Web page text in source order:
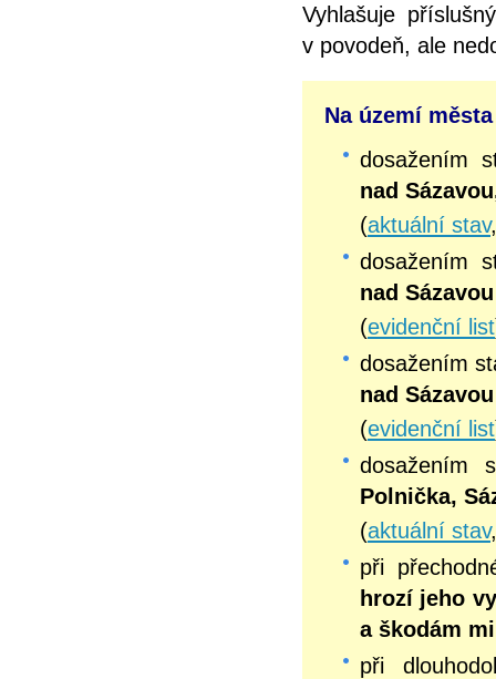
Vyhlašuje
v povodeň, ale
Na území
dosažením
nad
(aktuální stav
dosažením
nad
(evidenční list
dosažením
nad
(evidenční list
dosažením
Polnička,
(aktuální stav
při
hrozí jeho
a škodám
při